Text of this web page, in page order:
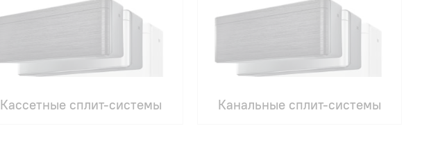
Кассетные сплит-системы Канальные сплит-системы